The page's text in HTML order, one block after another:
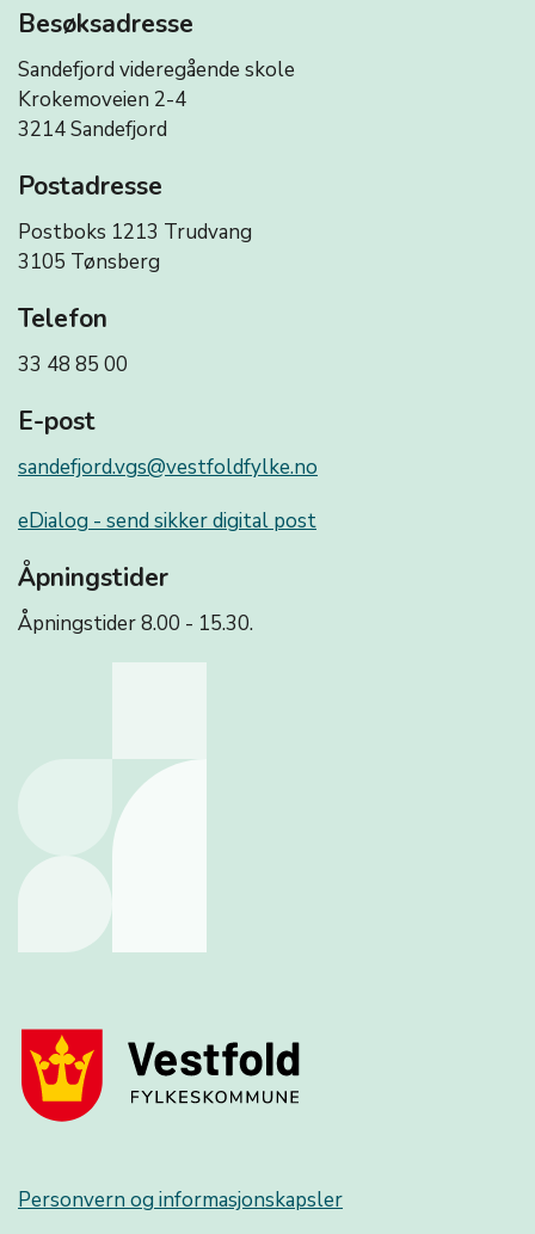
Besøksadresse
Sandefjord videregående skole
Krokemoveien 2-4
3214 Sandefjord
Postadresse
Postboks 1213 Trudvang
3105 Tønsberg
Telefon
33 48 85 00
E-post
sandefjord.vgs@vestfoldfylke.no
eDialog - send sikker digital post
Åpningstider
Åpningstider 8.00 - 15.30.
Personvern og informasjonskapsler